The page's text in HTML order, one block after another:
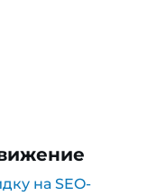
на SEO-